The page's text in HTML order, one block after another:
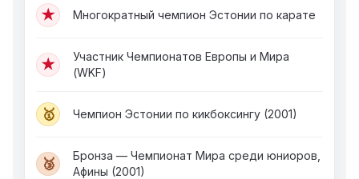
★ Многократный чемпион Эстонии по карате
★
Участник Чемпионатов Европы и Мира
(WKF)
🥇 Чемпион Эстонии по кикбоксингу (2001)
🥉
Бронза — Чемпионат Мира среди юниоров,
Афины (2001)